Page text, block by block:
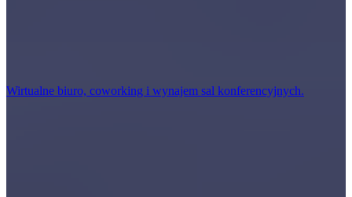
Wirtualne biuro, coworking i wynajem sal konferencyjnych.